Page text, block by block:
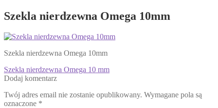
Szekla nierdzewna Omega 10mm
Szekla nierdzewna Omega 10mm
Nawigacja
wpisu
Poprzedni
wpis:
Szekla nierdzewna Omega 10 mm
Dodaj komentarz
Twój adres email nie zostanie opublikowany. Wymagane pola są
oznaczone *